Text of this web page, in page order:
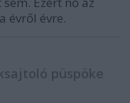
évről évre.
püspöke